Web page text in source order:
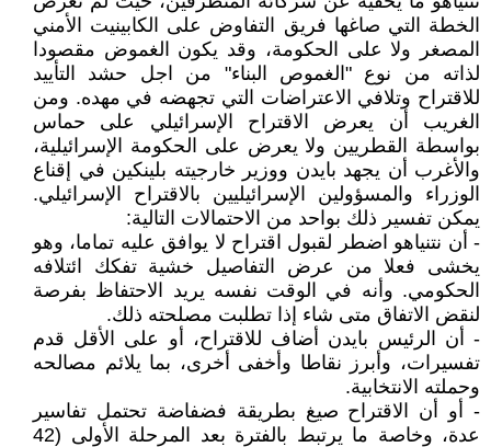
الخطة التي صاغها فريق التفاوض على الكابينيت الأمني
المصغر ولا على الحكومة، وقد يكون الغموض مقصودا
لذاته من نوع "الغموص البناء" من اجل حشد التأييد
للاقتراح وتلافي الاعتراضات التي تجهضه في مهده. ومن
الغريب أن يعرض الاقتراح الإسرائيلي على حماس
بواسطة القطريين ولا يعرض على الحكومة الإسرائيلية،
والأغرب أن يجهد بايدن ووزير خارجيته بلينكين في إقناع
الوزراء والمسؤولين الإسرائيليين بالاقتراح الإسرائيلي.
يمكن تفسير ذلك بواحد من الاحتمالات التالية:
- أن نتنياهو اضطر لقبول اقتراح لا يوافق عليه تماما، وهو
يخشى فعلا من عرض التفاصيل خشية تفكك ائتلافه
الحكومي. وأنه في الوقت نفسه يريد الاحتفاظ بفرصة
لنقض الاتفاق متى شاء إذا تطلبت مصلحته ذلك.
- أن الرئيس بايدن أضاف للاقتراح، أو على الأقل قدم
تفسيرات، وأبرز نقاطا وأخفى أخرى، بما يلائم مصالحه
وحملته الانتخابية.
- أو أن الاقتراح صيغ بطريقة فضفاضة تحتمل تفاسير
عدة، وخاصة ما يرتبط بالفترة بعد المرحلة الأولى (42